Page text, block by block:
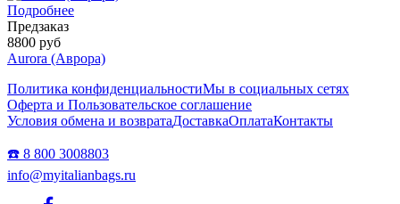
Подробнее
Предзаказ
8800 руб
Aurora (Аврора)
Политика конфиденциальностиМы в социальных сетях
Оферта и Пользовательское соглашение
Условия обмена и возвратаДоставкаОплатаКонтакты
☎️ 8 800 3008803
info@myitalianbags.ru